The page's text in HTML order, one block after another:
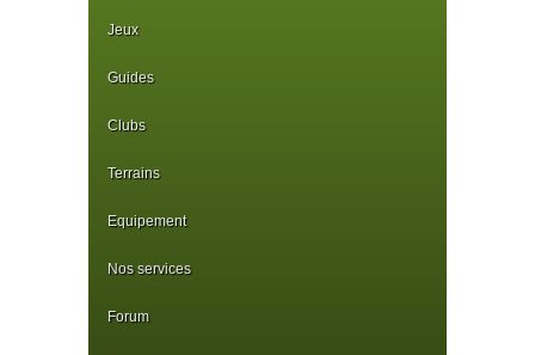
Jeux
Guides
Clubs
Terrains
Equipement
Nos services
Forum